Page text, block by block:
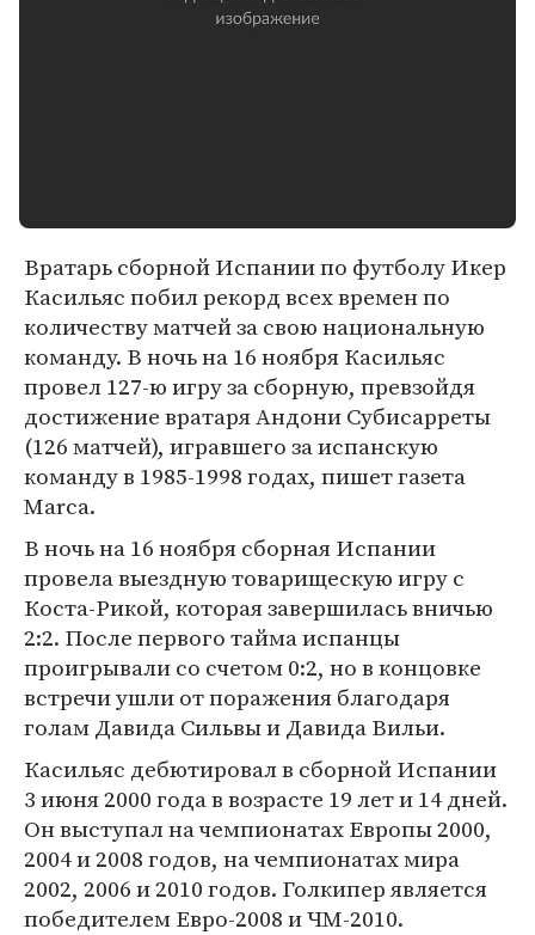
Вратарь сборной Испании по футболу Икер
Касильяс побил рекорд всех времен по
количеству матчей за свою национальную
команду. В ночь на 16 ноября Касильяс
провел 127-ю игру за сборную, превзойдя
достижение вратаря Андони Субисарреты
(126 матчей), игравшего за испанскую
команду в 1985-1998 годах, пишет газета
Marca.
В ночь на 16 ноября сборная Испании
провела выездную товарищескую игру с
Коста-Рикой, которая завершилась вничью
2:2. После первого тайма испанцы
проигрывали со счетом 0:2, но в концовке
встречи ушли от поражения благодаря
голам Давида Сильвы и Давида Вильи.
Касильяс дебютировал в сборной Испании
3 июня 2000 года в возрасте 19 лет и 14 дней.
Он выступал на чемпионатах Европы 2000,
2004 и 2008 годов, на чемпионатах мира
2002, 2006 и 2010 годов. Голкипер является
победителем Евро-2008 и ЧМ-2010.